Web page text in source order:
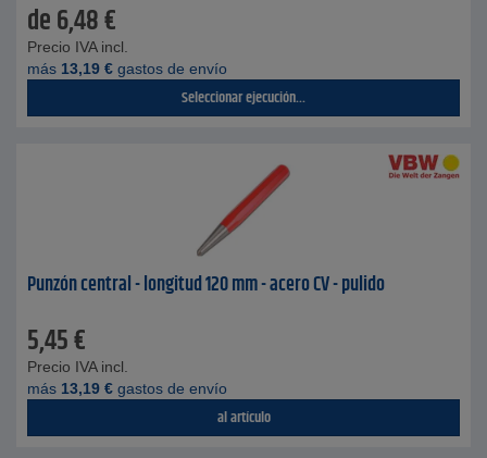
de6,48€
Precio IVA incl.
más 13,19 € gastos de envío
Seleccionar ejecución...
Punzón central - longitud 120 mm - acero CV - pulido
5,45€
Precio IVA incl.
más 13,19 € gastos de envío
al artículo